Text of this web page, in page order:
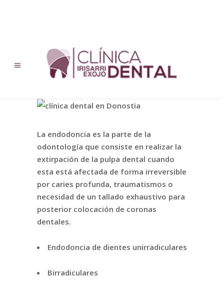
Endodoncia
La endodoncia es la parte de la
odontología que consiste en realizar la
extirpación de la pulpa dental cuando
esta está afectada de forma irreversible
por caries profunda, traumatismos o
necesidad de un tallado exhaustivo para
posterior colocación de coronas
dentales.
Endodoncia de dientes unirradiculares
Birradiculares